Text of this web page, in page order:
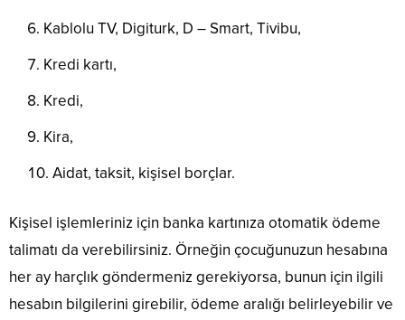
Kablolu TV, Digiturk, D – Smart, Tivibu,
Kredi kartı,
Kredi,
Kira,
Aidat, taksit, kişisel borçlar.
Kişisel işlemleriniz için banka kartınıza otomatik ödeme
talimatı da verebilirsiniz. Örneğin çocuğunuzun hesabına
her ay harçlık göndermeniz gerekiyorsa, bunun için ilgili
hesabın bilgilerini girebilir, ödeme aralığı belirleyebilir ve